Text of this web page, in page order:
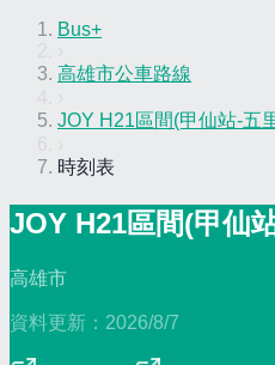
Bus+
高雄市公車路線
JOY H21區間(甲仙站-五
時刻表
JOY H21區間(甲仙
高雄市
資料更新： 2026/8/7